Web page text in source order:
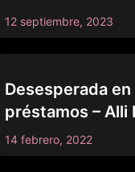
12 septiembre, 2023
Desesperada
préstamos – Alli
14 febrero, 2022